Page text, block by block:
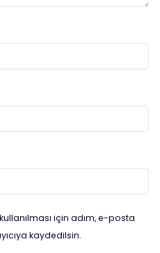
için adım, e-posta
kaydedilsin.